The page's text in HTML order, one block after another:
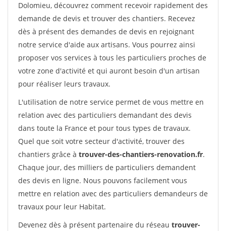
Dolomieu, découvrez comment recevoir rapidement des
demande de devis et trouver des chantiers. Recevez
dès à présent des demandes de devis en rejoignant
notre service d'aide aux artisans. Vous pourrez ainsi
proposer vos services à tous les particuliers proches de
votre zone d'activité et qui auront besoin d'un artisan
pour réaliser leurs travaux.
L'utilisation de notre service permet de vous mettre en
relation avec des particuliers demandant des devis
dans toute la France et pour tous types de travaux.
Quel que soit votre secteur d'activité, trouver des
chantiers grâce à trouver-des-chantiers-renovation.fr.
Chaque jour, des milliers de particuliers demandent
des devis en ligne. Nous pouvons facilement vous
mettre en relation avec des particuliers demandeurs de
travaux pour leur Habitat.
Devenez dès à présent partenaire du réseau trouver-